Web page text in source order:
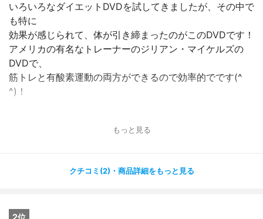
いろいろなダイエットDVDを試してきましたが、その中で
も特に
効果が感じられて、体が引き締まったのがこのDVDです！
アメリカの有名なトレーナーのジリアン・マイケルズの
DVDで、
筋トレと有酸素運動の両方ができるので効率的でです(^
^)！
毎日続けていれば慣れてくると思います( ´ ▽ ` )ﾉ
もっと見る
クチコミ(2)・商品詳細をもっと見る
2位